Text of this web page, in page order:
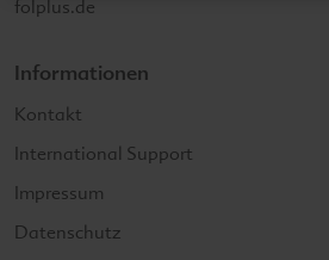
folplus.de
Informationen
Kontakt
International Support
Impressum
Datenschutz